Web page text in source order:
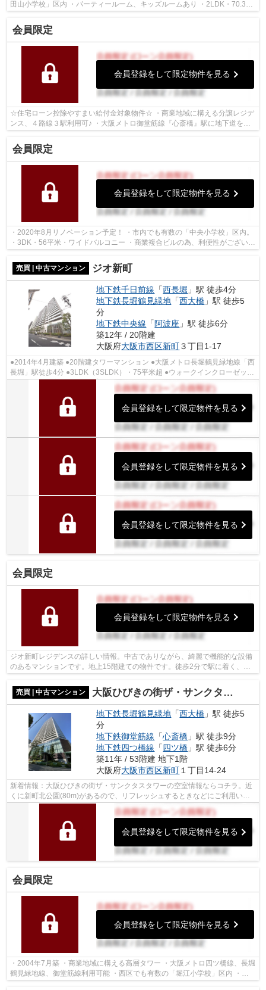
田山小学校」区内 ・パーティールーム、キッズルームあり ・2LDK・70.36
会員限定
会員登録をして限定物件を見る
☆住宅ローン控除やすまい給付金対象物件☆ ・商業地域に構える分譲レジデ
ンス、４路線３駅利用可♪ ・大阪メトロ御堂筋線『心斎橋』駅に地下道を通
会員限定
会員登録をして限定物件を見る
・2020年8月リノベーション予定！ ・市内でも有数の「中央小学校」区内。
・3DK・56平米・ワイドバルコニー ・商業複合ビルの為、利便性がございま
売買 | 中古マンション
ジオ新町
地下鉄千日前線 「西長堀 」駅 徒歩4分
地下鉄長堀鶴見緑地 「西大橋 」駅 徒歩5
分
地下鉄中央線 「 阿波座 」駅 徒歩6分
築12年 / 20階建
大阪府大阪市西区新町３丁目1-17
●2014年4月建築 ●20階建タワーマンション ●大阪メトロ長堀鶴見緑地線「西
長堀」駅徒歩4分 ●3LDK（3SLDK）・75平米超 ●ウォークインクローゼット
など収納が豊富 ●ペット飼育可（規約に...
会員登録をして限定物件を見る
会員登録をして限定物件を見る
会員登録をして限定物件を見る
会員限定
会員登録をして限定物件を見る
ジオ新町レジデンスの詳しい情報。中古でありながら、綺麗で機能的な設備
のあるマンションです。地上15階建ての物件です。徒歩2分で駅に着く、好
評の物件です。不動産をお探しの方は、...
売買 | 中古マンション
大阪ひびきの街ザ・サンクタスタワー
地下鉄長堀鶴見緑地 「西大橋 」駅 徒歩5
分
地下鉄御堂筋線 「心斎橋 」駅 徒歩9分
地下鉄四つ橋線 「四ツ橋 」駅 徒歩6分
築11年 / 53階建 地下1階
大阪府大阪市西区新町 １丁目14-24
新着情報：大阪ひびきの街ザ・サンクタスタワーの空室情報ならコチラ。近
くに新町北公園(80m)があるので、リフレッシュするときなどにご利用いた
だけます。免震構造のため、地震の際も...
会員登録をして限定物件を見る
会員限定
会員登録をして限定物件を見る
・2004年7月築 ・商業地域に構える高層タワー ・大阪メトロ四ツ橋線、長堀
鶴見緑地線、御堂筋線利用可能 ・西区でも有数の「堀江小学校」区内 ・